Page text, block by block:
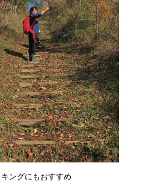
ングにもおすすめ